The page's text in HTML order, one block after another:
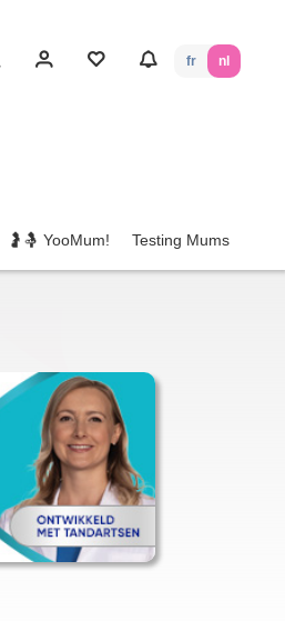
fr nl
🤰🤱 YooMum! Testing Mums